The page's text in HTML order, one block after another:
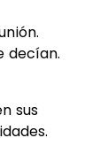
decían.
sus